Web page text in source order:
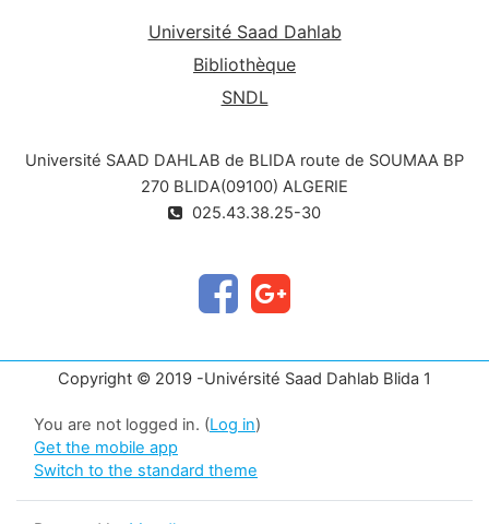
Université Saad Dahlab
Bibliothèque
SNDL
Université SAAD DAHLAB de BLIDA route de SOUMAA BP
270 BLIDA(09100) ALGERIE
025.43.38.25-30
Copyright © 2019 -Univérsité Saad Dahlab Blida 1
You are not logged in. (Log in)
Get the mobile app
Switch to the standard theme